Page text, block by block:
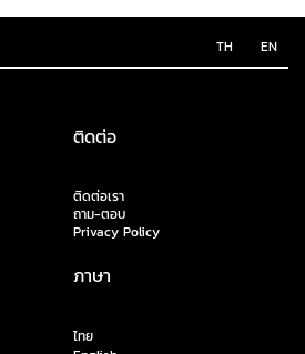
TH EN
ติดต่อ
ติดต่อเรา
ถาม-ตอบ
Privacy Policy
ภาษา
ไทย